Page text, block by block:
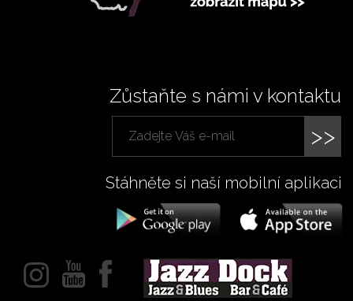
Zůstaňte s námi v kontaktu
>>
Stáhněte si naší mobilní aplikaci